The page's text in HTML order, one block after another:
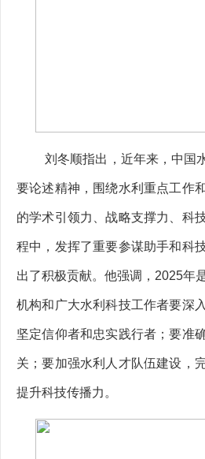
刘冬顺指出，近年来，中国
要论述精神，围绕水利重点工作
的学术引领力、战略支撑力、科
程中，发挥了重要参谋助手和科
出了积极贡献。他强调，2025年
机构和广大水利科技工作者要深
坚定信仰者和忠实践行者；要准
关；要加强水利人才队伍建设，
提升科技传播力。